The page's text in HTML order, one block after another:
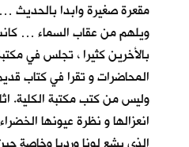
مقعرة صغيرة وابدا بالحديث …
ويلهم من عقاب السماء …
بالأخرين كثيرا ، تجلس في
المحاضرات و تقرا في كتاب
وليس من كتب مكتبة الكلية.
انعزالها و نظرة عيونها